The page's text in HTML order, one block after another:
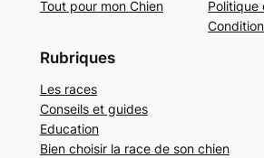
Tout pour mon Chien
Politique
Rubriques
Les races
Conseils et guides
Education
Bien choisir la race de son chien